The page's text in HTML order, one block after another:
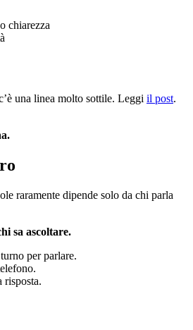
chiarezza
una linea molto sottile. Leggi il post.
raramente dipende solo da chi parla
sa ascoltare.
per parlare.
risposta.